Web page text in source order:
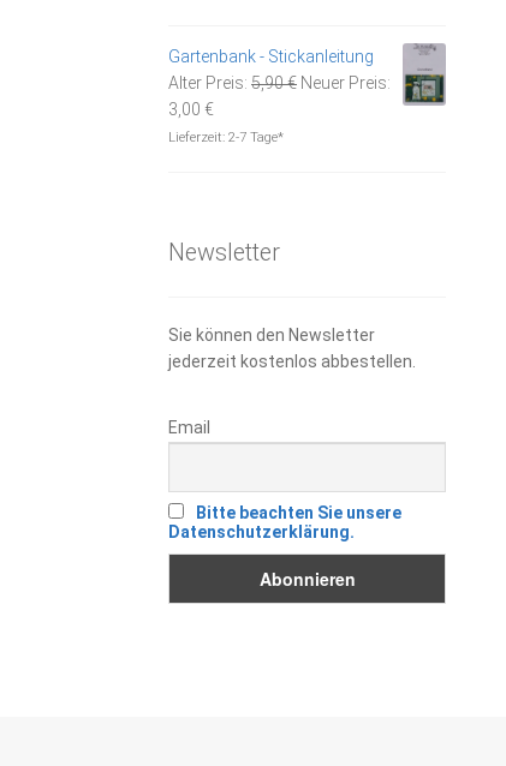
Gartenbank - Stickanleitung
Alter Preis: 5,90€ Ursprünglicher
Neuer Preis:
3,00 €Aktueller
Preis
Lieferzeit:2-7 Tage*
Newsletter
Sie können den Newsletter
jederzeit kostenlos abbestellen.
Email
Bitte beachten Sie unsere
Datenschutzerklärung.